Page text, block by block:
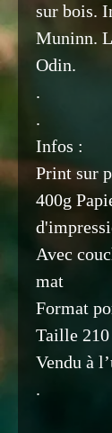
sur bois.
Muninn.
Odin.
.
.
Infos :
Print sur
400g
Avec
mat
Format
Taille
Vendu à
.